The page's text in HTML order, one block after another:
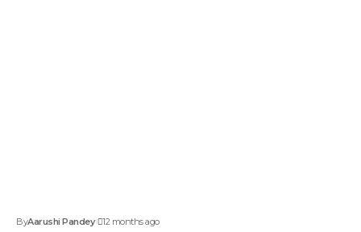
ByAarushi Pandey 12 months ago